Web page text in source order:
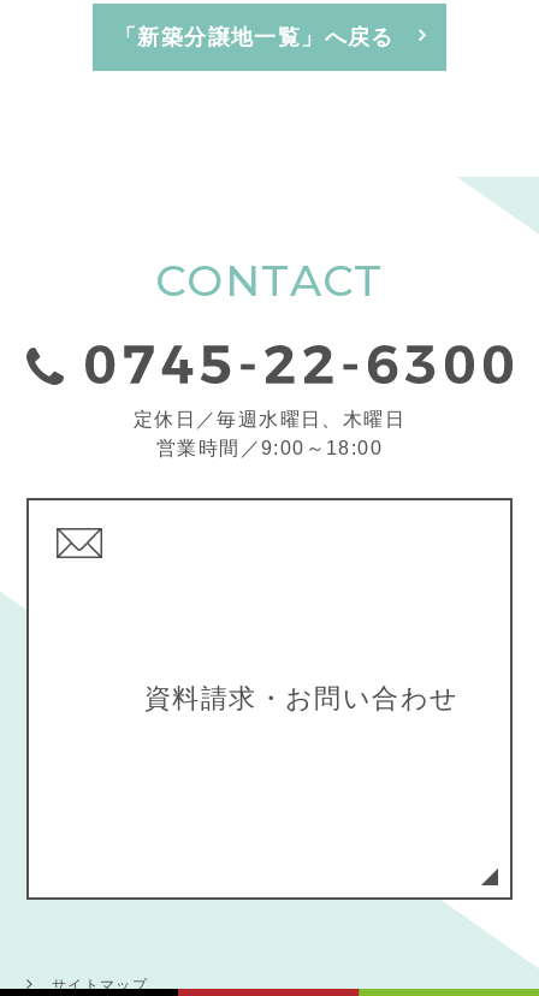
「新築分譲地一覧」へ戻る
CONTACT
定休日／毎週水曜日、木曜日
営業時間／9:00～18:00
資料請求・お問い合わせ
サイトマップ